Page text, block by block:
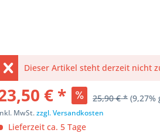
Dieser Artikel steht derzeit nicht
€ * 25,90 € * (9,27%
MwSt.zzgl. Versandkosten
Lieferzeit ca. 5 Tage